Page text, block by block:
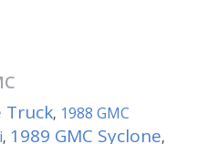
Truck, 1988 GMC
, 1989 GMC Syclone,